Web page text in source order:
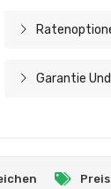
Garantie